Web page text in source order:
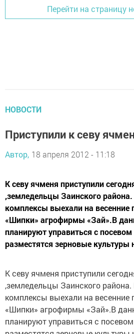
Перейти на страницу
НОВОСТИ
Приступили к севу
Автор, 18 апреля 2012 - 11:18
К севу ячменя приступили
,земледельцы Заинского
комплексы выехали на весенние
«Шипки» агрофирмы «Зай».В
планируют управиться с
разместятся зерновые культуры
К севу ячменя приступили
,земледельцы Заинского
комплексы выехали на весенние
«Шипки» агрофирмы «Зай».В
планируют управиться с